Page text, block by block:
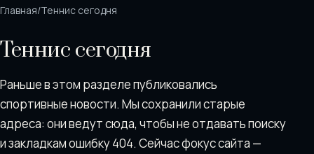
Главная/Теннис сегодня
Теннис сегодня
Раньше в этом разделе публиковались
спортивные новости. Мы сохранили старые
адреса: они ведут сюда, чтобы не отдавать поискy
и закладкам ошибку 404. Сейчас фокус сайта —